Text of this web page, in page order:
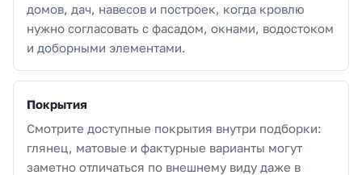
домов, дач, навесов и построек, когда кровлю
нужно согласовать с фасадом, окнами, водостоком
и доборными элементами.
Покрытия
Смотрите доступные покрытия внутри подборки:
глянец, матовые и фактурные варианты могут
заметно отличаться по внешнему виду даже в